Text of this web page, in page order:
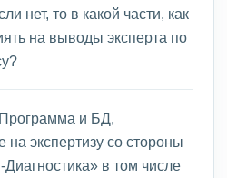
нет, то в какой части, как
на выводы эксперта по
и БД,
на экспертизу со стороны
в том числе